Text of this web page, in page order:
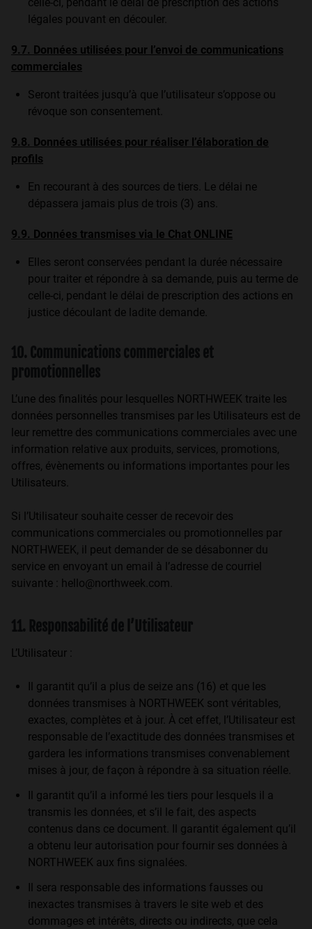
légales pouvant en découler.
9.7. Données utilisées pour l’envoi de communications
commerciales
Seront traitées jusqu’à que l’utilisateur s’oppose ou
révoque son consentement.
9.8. Données utilisées pour réaliser l’élaboration de
profils
En recourant à des sources de tiers. Le délai ne
dépassera jamais plus de trois (3) ans.
9.9. Données transmises via le Chat ONLINE
Elles seront conservées pendant la durée nécessaire
pour traiter et répondre à sa demande, puis au terme de
celle-ci, pendant le délai de prescription des actions en
justice découlant de ladite demande.
10. Communications commerciales et
promotionnelles
L’une des finalités pour lesquelles NORTHWEEK traite les
données personnelles transmises par les Utilisateurs est de
leur remettre des communications commerciales avec une
information relative aux produits, services, promotions,
offres, évènements ou informations importantes pour les
Utilisateurs.
Si l’Utilisateur souhaite cesser de recevoir des
communications commerciales ou promotionnelles par
NORTHWEEK, il peut demander de se désabonner du
service en envoyant un email à l’adresse de courriel
suivante : hello@northweek.com.
11. Responsabilité de l’Utilisateur
L’Utilisateur :
Il garantit qu’il a plus de seize ans (16) et que les
données transmises à NORTHWEEK sont véritables,
exactes, complètes et à jour. À cet effet, l’Utilisateur est
responsable de l’exactitude des données transmises et
gardera les informations transmises convenablement
mises à jour, de façon à répondre à sa situation réelle.
Il garantit qu’il a informé les tiers pour lesquels il a
transmis les données, et s’il le fait, des aspects
contenus dans ce document. Il garantit également qu’il
a obtenu leur autorisation pour fournir ses données à
NORTHWEEK aux fins signalées.
Il sera responsable des informations fausses ou
inexactes transmises à travers le site web et des
dommages et intérêts, directs ou indirects, que cela